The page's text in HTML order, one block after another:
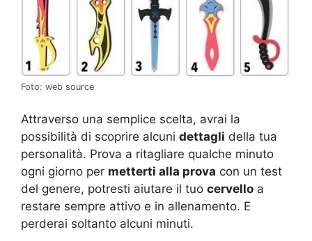
Foto: web source
Attraverso una semplice scelta, avrai la
possibilità di scoprire alcuni dettagli della tua
personalità. Prova a ritagliare qualche minuto
ogni giorno per metterti alla prova con un test
del genere, potresti aiutare il tuo cervello a
restare sempre attivo e in allenamento. E
perderai soltanto alcuni minuti.